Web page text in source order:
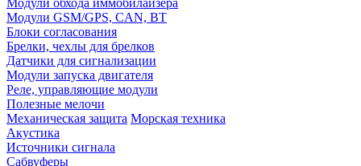
Модули обхода иммобилайзера
Модули GSM/GPS, CAN, BT
Блоки согласования
Брелки, чехлы для брелков
Датчики для сигнализации
Модули запуска двигателя
Реле, управляющие модули
Полезные мелочи
Механическая защита Морская техника
Акустика
Источники сигнала
Сабвуферы